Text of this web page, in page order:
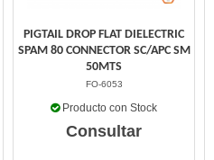
PIGTAIL DROP FLAT DIELECTRIC
SPAM 80 CONNECTOR SC/APC SM
50MTS
FO-6053
Producto con Stock
Consultar